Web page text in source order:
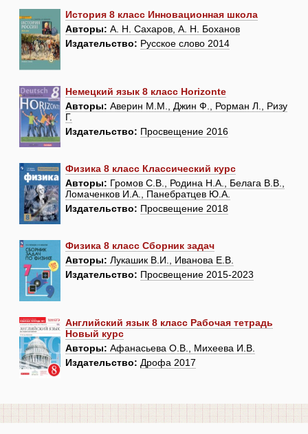
История 8 класс Инновационная школа
Авторы: А. Н. Сахаров, А. Н. Боханов
Издательство: Русское слово 2014
Немецкий язык 8 класс Horizonte
Авторы: Аверин М.М., Джин Ф., Рорман Л., Ризу
Г.
Издательство: Просвещение 2016
Физика 8 класс Классический курс
Авторы: Громов С.В., Родина Н.А., Белага В.В.,
Ломаченков И.А., Панебратцев Ю.А.
Издательство: Просвещение 2018
Физика 8 класс Сборник задач
Авторы: Лукашик В.И., Иванова Е.В.
Издательство: Просвещение 2015-2023
Английский язык 8 класс Рабочая тетрадь
Новый курс
Авторы: Афанасьева О.В., Михеева И.В.
Издательство: Дрофа 2017